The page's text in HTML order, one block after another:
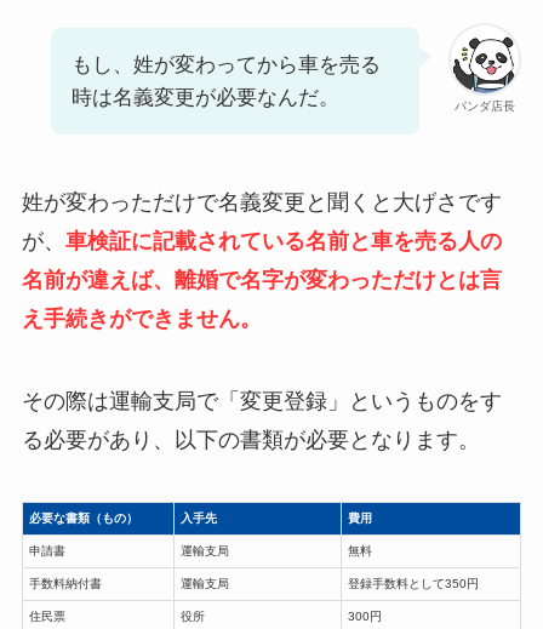
パンダ店長
もし、姓が変わってから車を売る
時は名義変更が必要なんだ。
姓が変わっただけで名義変更と聞くと大げさです
が、 車検証に記載されている名前と車を売る人の
名前が違えば、離婚で名字が変わっただけとは言
え手続きができません。
その際は運輸支局で「変更登録」というものをす
る必要があり、以下の書類が必要となります。
必要な書類（もの） 入手先 費用
申請書 運輸支局 無料
手数料納付書 運輸支局 登録手数料として350円
住民票 役所 300円